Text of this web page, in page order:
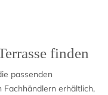
finden
passenden
erhältlich,